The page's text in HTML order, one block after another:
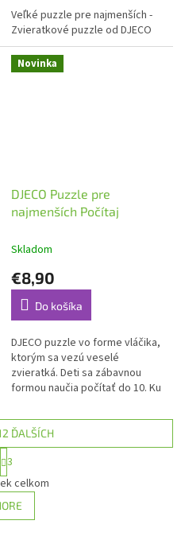
Veľké puzzle pre najmenších -
Zvieratkové puzzle od DJECO
Novinka
DJECO Puzzle pre
najmenších Počítaj
Skladom
€8,90
Do košíka
DJECO puzzle vo forme vláčika,
ktorým sa vezú veselé
zvieratká. Deti sa zábavnou
formou naučia počítať do 10. Ku
priradia správny počet
zvieratiek a...
O
v
l
á
ĎALŠÍCH
t
r
á
n
k
3
celkom